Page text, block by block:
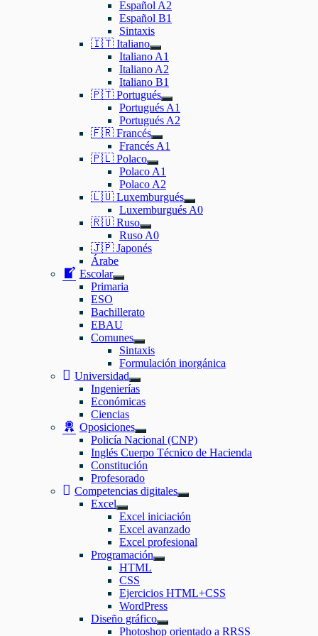
submenú
Español A2
Español B1
Sintaxis
🇮🇹 Italiano
Mostrar
el
submenú
Italiano A1
Italiano A2
Italiano B1
🇵🇹 Portugués
Mostrar
el
submenú
Portugués A1
Portugués A2
🇫🇷 Francés
Mostrar
el
submenú
Francés A1
🇵🇱 Polaco
Mostrar
el
submenú
Polaco A1
Polaco A2
🇱🇺 Luxemburgués
Mostrar
el
Luxemburgués A0
🇷🇺 Ruso
Mostrar
el
submenú
Ruso A0
🇯🇵 Japonés
Árabe
Escolar
Mostrar
el
Primaria
ESO
Bachillerato
EBAU
Comunes
Mostrar
el
submenú
Sintaxis
Formulación inorgánica
Universidad
Mostrar
el
submenú
Ingenierías
Económicas
Ciencias
Oposiciones
Mostrar
el
submenú
Policía Nacional (CNP)
Inglés Cuerpo Técnico de Hacienda
Constitución
Profesorado
Competencias digitales
Mostrar
el
submenú
Excel
Mostrar
el
submenú
Excel iniciación
Excel avanzado
Excel profesional
Programación
Mostrar
HTML
CSS
Ejercicios HTML+CSS
WordPress
Diseño gráfico
Mostrar
Photoshop orientado a RRSS